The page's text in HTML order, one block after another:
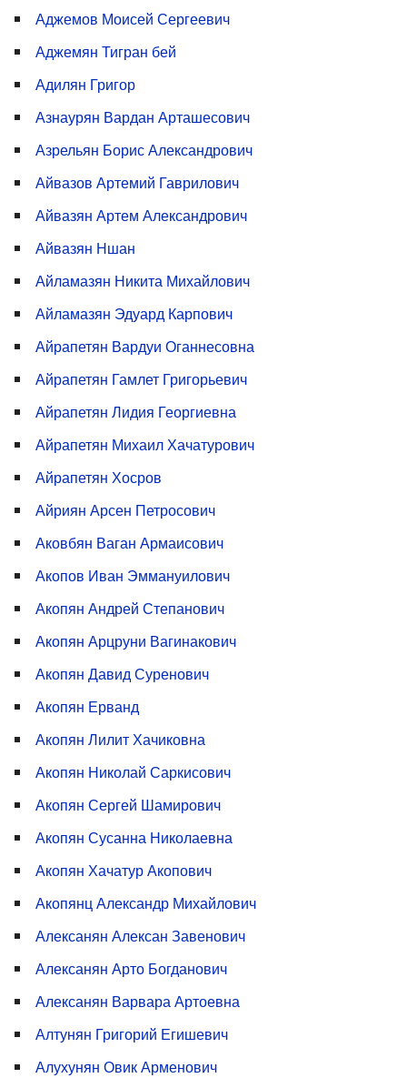
Аджемов Моисей Сергеевич
Аджемян Тигран бей
Адилян Григор
Азнаурян Вардан Арташесович
Азрельян Борис Александрович
Айвазов Артемий Гаврилович
Айвазян Артем Александрович
Айвазян Ншан
Айламазян Никита Михайлович
Айламазян Эдуард Карпович
Айрапетян Вардуи Оганнесовна
Айрапетян Гамлет Григорьевич
Айрапетян Лидия Георгиевна
Айрапетян Михаил Хачатурович
Айрапетян Хосров
Айриян Арсен Петросович
Аковбян Ваган Армаисович
Акопов Иван Эммануилович
Акопян Андрей Степанович
Акопян Арцруни Вагинакович
Акопян Давид Суренович
Акопян Ерванд
Акопян Лилит Хачиковна
Акопян Николай Саркисович
Акопян Сергей Шамирович
Акопян Сусанна Николаевна
Акопян Хачатур Акопович
Акопянц Александр Михайлович
Алексанян Алексан Завенович
Алексанян Арто Богданович
Алексанян Варвара Артоевна
Алтунян Григорий Егишевич
Алухунян Овик Арменович